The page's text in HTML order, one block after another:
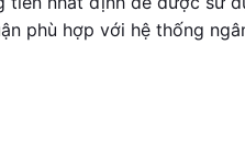
phù hợp với hệ thống